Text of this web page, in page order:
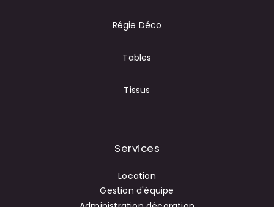
Régie Déco
Tables
Tissus
Services
Location
Gestion d'équipe